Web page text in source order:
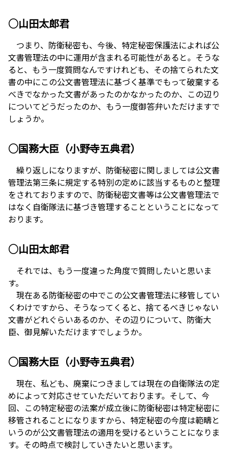
○山田太郎君
つまり、防衛秘密も、今後、特定秘密保護法によれば公
文書管理法の中に運用が含まれる可能性があると。そうな
ると、もう一度質問なんですけれども、その捨てられた文
書の中にこの公文書管理法に基づく基準でもって破棄する
べきでなかった文書があったのかなかったのか、この辺り
についてどうだったのか、もう一度御答弁いただけますで
しょうか。
○国務大臣（小野寺五典君）
繰り返しになりますが、防衛秘密に関しましては公文書
管理法第三条に規定する特別の定めに該当するものと整理
をされておりますので、防衛秘密文書等は公文書管理法で
はなく自衛隊法に基づき管理することということになって
おります。
○山田太郎君
それでは、もう一度違った角度で質問したいと思いま
す。
現在ある防衛秘密の中でこの公文書管理法に移管してい
くわけですから、そうなってくると、捨てるべきじゃない
文書がどれぐらいあるのか、その辺りについて、防衛大
臣、御見解いただけますでしょうか。
○国務大臣（小野寺五典君）
現在、私ども、廃棄につきましては現在の自衛隊法の定
めによって対応させていただいております。そして、今
回、この特定秘密の法案が成立後に防衛秘密は特定秘密に
移管されることになりますから、特定秘密の今度は範疇と
いうのが公文書管理法の適用を受けるということになりま
す。その時点で検討していきたいと思います。